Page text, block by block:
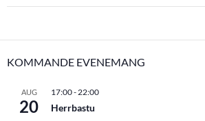
KOMMANDE EVENEMANG
AUG
20
17:00-22:00
Herrbastu